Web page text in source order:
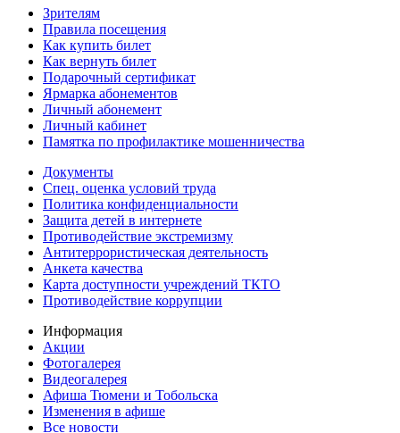
Зрителям
Правила посещения
Как купить билет
Как вернуть билет
Подарочный сертификат
Ярмарка абонементов
Личный абонемент
Личный кабинет
Памятка по профилактике мошенничества
Документы
Спец. оценка условий труда
Политика конфиденциальности
Защита детей в интернете
Противодействие экстремизму
Антитеррористическая деятельность
Анкета качества
Карта доступности учреждений ТКТО
Противодействие коррупции
Информация
Акции
Фотогалерея
Видеогалерея
Афиша Тюмени и Тобольска
Изменения в афише
Все новости